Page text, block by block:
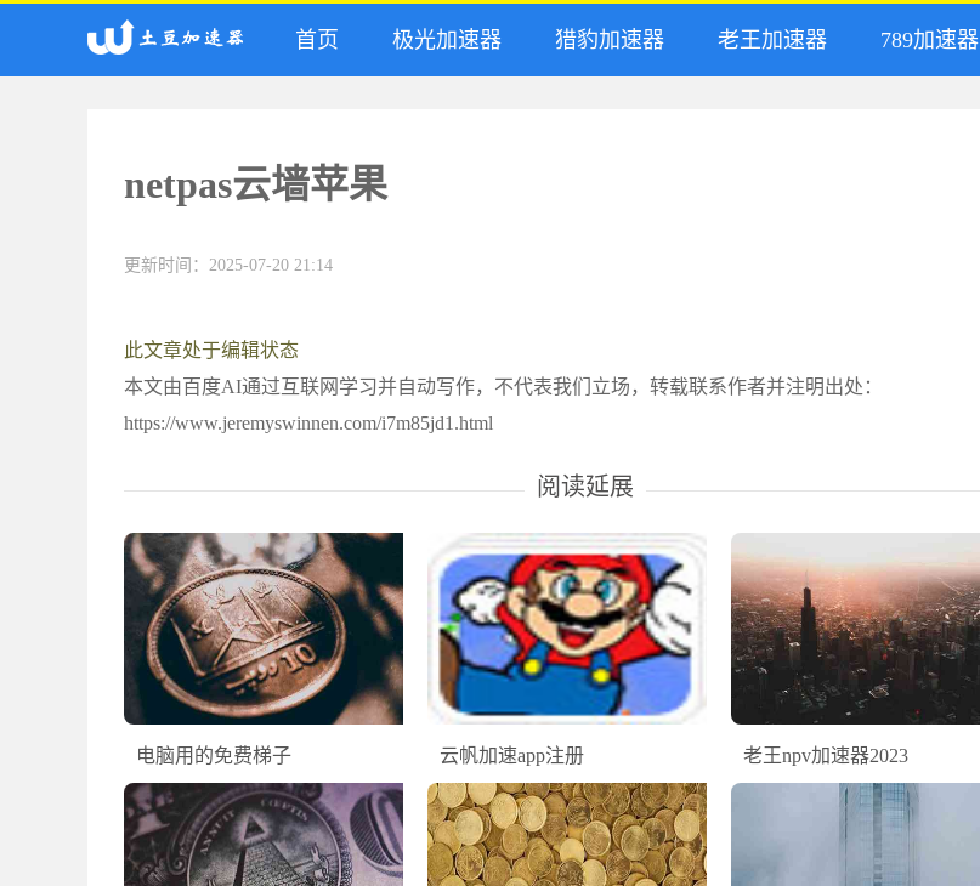
首页 极光加速器 猎豹加速器 老王加速器 789加速器
netpas云墙苹果
更新时间：2025-07-20 21:14
此文章处于编辑状态
本文由百度AI通过互联网学习并自动写作，不代表我们立场，转载联系作者并注明出处：
https://www.jeremyswinnen.com/i7m85jd1.html
阅读延展
电脑用的免费梯子 云帆加速app注册 老王npv加速器2023